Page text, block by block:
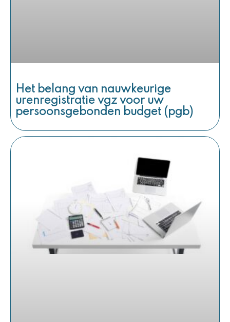
Het belang van nauwkeurige
urenregistratie vgz voor uw
persoonsgebonden budget (pgb)